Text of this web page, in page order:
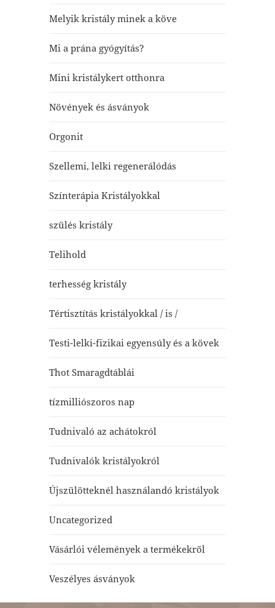
Melyik kristály minek a köve
Mi a prána gyógyítás?
Mini kristálykert otthonra
Növények és ásványok
Orgonit
Szellemi, lelki regenerálódás
Színterápia Kristályokkal
szülés kristály
Telihold
terhesség kristály
Tértisztítás kristályokkal / is /
Testi-lelki-fizikai egyensúly és a kövek
Thot Smaragdtáblái
tízmilliószoros nap
Tudnivaló az achátokról
Tudnivalók kristályokról
Újszülötteknél használandó kristályok
Uncategorized
Vásárlói vélemények a termékekről
Veszélyes ásványok